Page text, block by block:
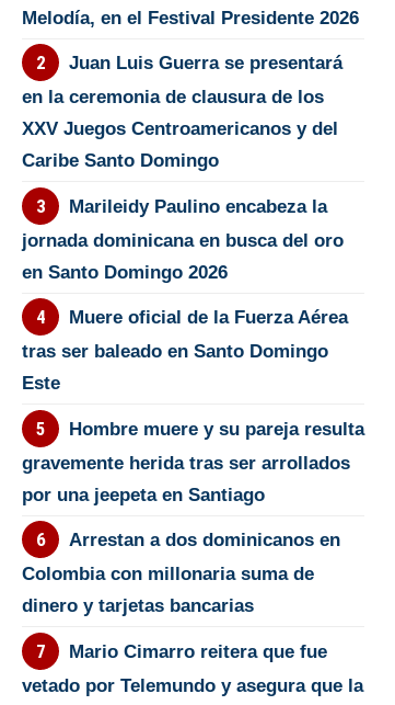
Melodía, en el Festival Presidente 2026
Juan Luis Guerra se presentará
en la ceremonia de clausura de los
XXV Juegos Centroamericanos y del
Caribe Santo Domingo
Marileidy Paulino encabeza la
jornada dominicana en busca del oro
en Santo Domingo 2026
Muere oficial de la Fuerza Aérea
tras ser baleado en Santo Domingo
Este
Hombre muere y su pareja resulta
gravemente herida tras ser arrollados
por una jeepeta en Santiago
Arrestan a dos dominicanos en
Colombia con millonaria suma de
dinero y tarjetas bancarias
Mario Cimarro reitera que fue
vetado por Telemundo y asegura que la